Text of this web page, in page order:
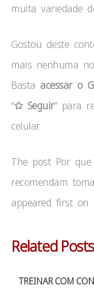
muita variedade
Gostou deste
mais nenhuma
Basta acessar o
“✩ Seguir” para
celular.
The post Por que
recomendam
appeared first on
Related Posts
TREINAR COM